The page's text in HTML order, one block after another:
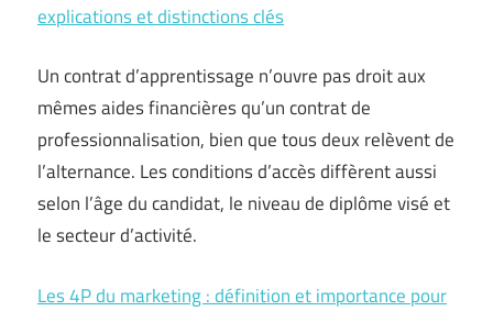
explications et distinctions clés
Un contrat d’apprentissage n’ouvre pas droit aux
mêmes aides financières qu’un contrat de
professionnalisation, bien que tous deux relèvent de
l’alternance. Les conditions d’accès diffèrent aussi
selon l’âge du candidat, le niveau de diplôme visé et
le secteur d’activité.
Les 4P du marketing : définition et importance pour